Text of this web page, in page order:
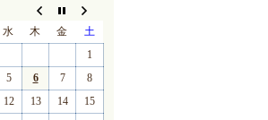
水 木 金
土
1
5 6 7
8
12 13 14
15